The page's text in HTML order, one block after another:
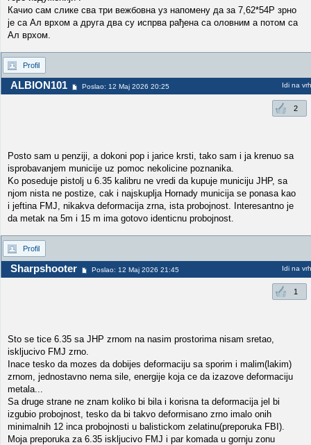
Качио сам слике сва три вежбовна уз напомену да за 7,62*54Р зрно
је са Ал врхом а друга два су испрва рађена са оловним а потом са
Ал врхом.
Profil
ALBION101 Poslao: 12 Maj 2026 20:25 Idi na vrh
2
Posto sam u penziji, a dokoni pop i jarice krsti, tako sam i ja krenuo sa
isprobavanjem municije uz pomoc nekolicine poznanika.
Ko poseduje pistolj u 6.35 kalibru ne vredi da kupuje municiju JHP, sa
njom nista ne postize, cak i najskuplja Hornady municija se ponasa kao
i jeftina FMJ, nikakva deformacija zrna, ista probojnost. Interesantno je
da metak na 5m i 15 m ima gotovo identicnu probojnost.
Profil
Sharpshooter Poslao: 12 Maj 2026 21:45 Idi na vrh
1
Sto se tice 6.35 sa JHP zrnom na nasim prostorima nisam sretao,
iskljucivo FMJ zrno.
Inace tesko da mozes da dobijes deformaciju sa sporim i malim(lakim)
zrnom, jednostavno nema sile, energije koja ce da izazove deformaciju
metala...
Sa druge strane ne znam koliko bi bila i korisna ta deformacija jel bi
izgubio probojnost, tesko da bi takvo deformisano zrno imalo onih
minimalnih 12 inca probojnosti u balistickom zelatinu(preporuka FBI).
Moja preporuka za 6.35 iskljucivo FMJ i par komada u gornju zonu